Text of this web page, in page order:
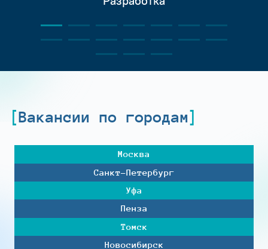
Вакансии по городам
Москва
Санкт-Петербург
Уфа
Пенза
Томск
Новосибирск